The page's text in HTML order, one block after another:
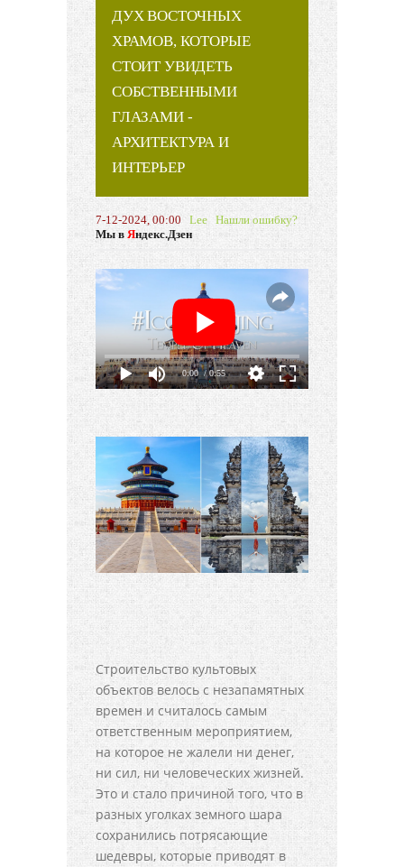
ДУХ ВОСТОЧНЫХ
ХРАМОВ, КОТОРЫЕ
СТОИТ УВИДЕТЬ
СОБСТВЕННЫМИ
ГЛАЗАМИ -
АРХИТЕКТУРА И
ИНТЕРЬЕР
7-12-2024, 00:00 Lee Нашли ошибку?
Мы вЯндекс.Дзен
0:00 / 0:55
Строительство культовых
объектов велось с незапамятных
времен и считалось самым
ответственным мероприятием,
на которое не жалели ни денег,
ни сил, ни человеческих жизней.
Это и стало причиной того, что в
разных уголках земного шара
сохранились потрясающие
шедевры, которые приводят в